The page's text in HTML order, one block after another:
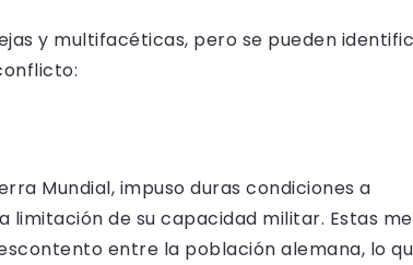
y multifacéticas, pero se pueden
Mundial, impuso duras condiciones a
limitación de su capacidad militar. Estas
entre la población alemana, lo